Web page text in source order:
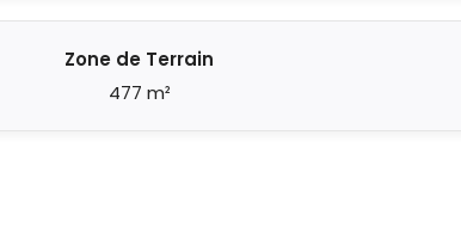
Zone de Terrain
477 m²